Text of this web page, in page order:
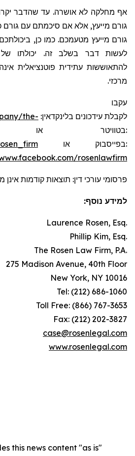
אף מחלקה לא אושרה. עד שהדבר יקרה,
גורם מייעץ, אלא אם סיכמתם עם
גורם מייעץ מטעמכם. כמו כן,
לעשות דבר בשלב זה. יכולתו
להתאוששות עתידית פוטנציאלית
מרכזי.
עקבו
לקבלת עידכונים בלינקדאין:
the-
בטוויטר:
או בפייסבוק:
rosenlawfirm/
פרסומי עורכי דין: תוצאות קודמות
למידע נוסף:
Laurence Rosen, Esq.
Phillip Kim, Esq.
The Rosen Law Firm, P.A.
275 Madison Avenue, 40th Floor
New York, NY 10016
Tel: (212) 686-1060
Toll Free: (866) 767-3653
Fax: (212) 202-3827
case@rosenlegal.com
www.rosenlegal.com
this news content "as is"